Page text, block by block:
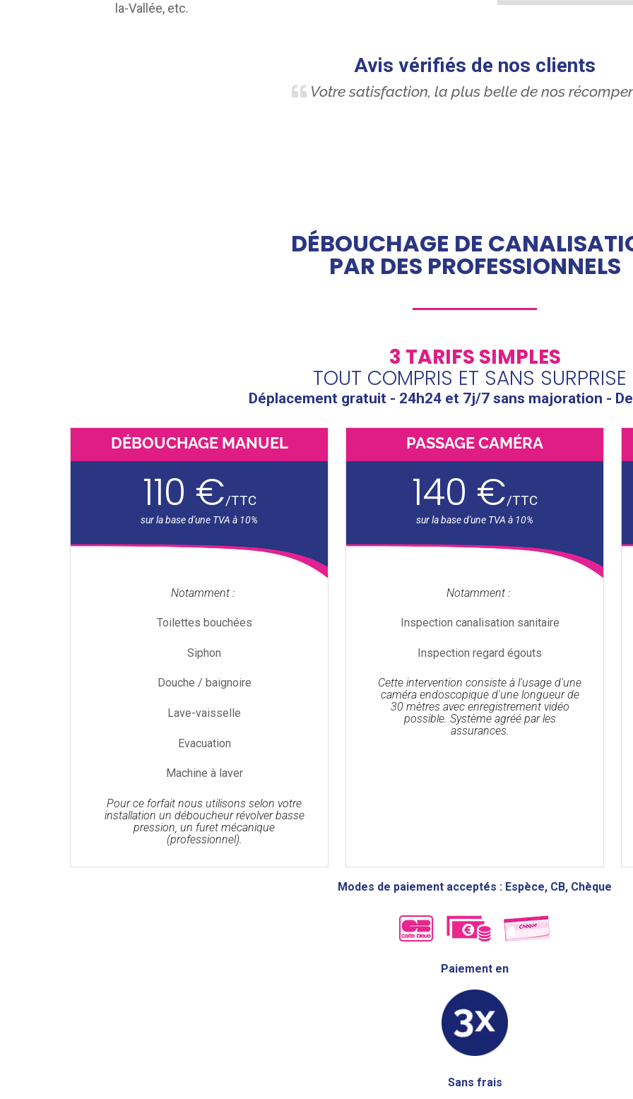
la-Vallée, etc.
Avis vérifiés de nos clients
Votre satisfaction, la plus belle de nos
DÉBOUCHAGE DE
PAR DES PROFESSIONNELS
3 TARIFS SIMPLES
TOUT COMPRIS ET SANS SURPRISE
Déplacement gratuit - 24h24 et 7j/7 sans majoration -
DÉBOUCHAGE MANUEL
110 €/TTC
Notamment :
Toilettes bouchées
Siphon
Douche / baignoire
Lave-vaisselle
Evacuation
Machine à laver
Pour ce forfait nous utilisons selon votre
installation un déboucheur révolver basse
pression, un furet mécanique
(professionnel).
PASSAGE CAMÉRA
140 €/TTC
Notamment :
Inspection canalisation sanitaire
Inspection regard égouts
Cette intervention consiste à l'usage d'une
caméra endoscopique d'une longueur de
30 mètres avec enregistrement vidéo
possible. Système agréé par les
assurances.
Modes de paiement acceptés : Espèce, CB, Chèque
Paiement en
Sans frais